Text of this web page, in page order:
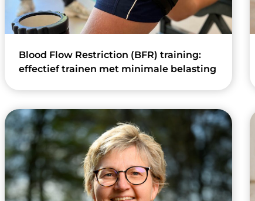
Blood Flow Restriction (BFR) training:
effectief trainen met minimale belasting